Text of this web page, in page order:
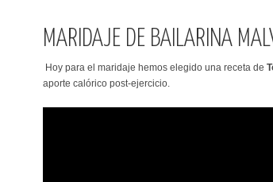
MARIDAJE DE BAILARINA
Hoy para el maridaje hemos elegido una receta de
aporte calórico post-ejercicio.